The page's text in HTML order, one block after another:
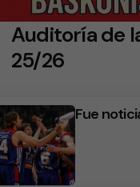
Auditoría de
25/26
Fue